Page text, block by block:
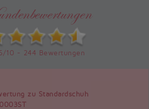
10 - 244 Bewertungen
zu Standardschuh